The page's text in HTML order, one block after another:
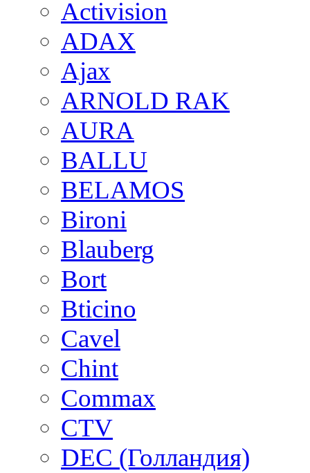
Activision
ADAX
Ajax
ARNOLD RAK
AURA
BALLU
BELAMOS
Bironi
Blauberg
Bort
Bticino
Cavel
Chint
Commax
CTV
DEC (Голландия)